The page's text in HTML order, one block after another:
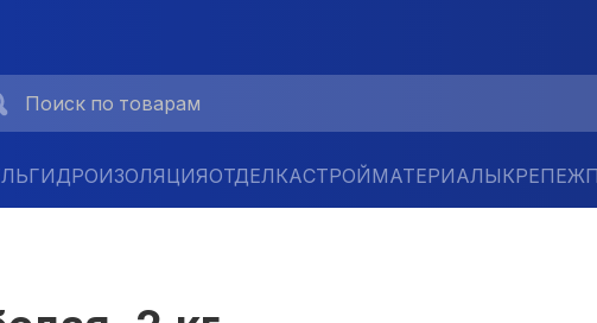
ГИДРОИЗОЛЯЦИЯОТДЕЛКАСТРОЙМАТЕРИАЛЫКРЕПЕЖ